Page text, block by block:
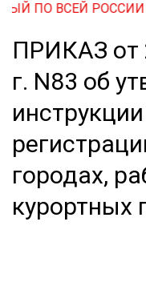
РОССИИ ТЕЛЕФОН:
ПРИКАЗ от
г. N83 об
городах,
курортных